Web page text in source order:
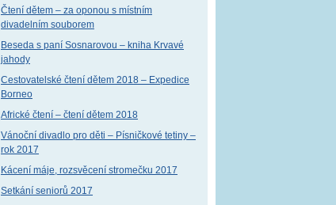
Čtení dětem – za oponou s místním
divadelním souborem
Beseda s paní Sosnarovou – kniha Krvavé
jahody
Cestovatelské čtení dětem 2018 – Expedice
Borneo
Africké čtení – čtení dětem 2018
Vánoční divadlo pro děti – Písničkové tetiny –
rok 2017
Kácení máje, rozsvěcení stromečku 2017
Setkání seniorů 2017